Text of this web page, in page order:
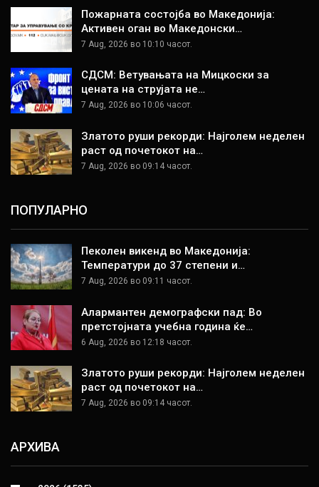
Пожарната состојба во Македонија:
Активен оган во Македонски…
7 Aug, 2026 во 10:10 часот.
СДСМ: Ветувањата на Мицкоски за
цената на струјата не…
7 Aug, 2026 во 10:06 часот.
Златото руши рекорди: Најголем неделен
раст од почетокот на…
7 Aug, 2026 во 09:14 часот.
ПОПУЛАРНО
Пеколен викенд во Македонија:
Температури до 37 степени и…
7 Aug, 2026 во 09:11 часот.
Алармантен демографски пад: Во
претстојната учебна година ќе…
6 Aug, 2026 во 12:18 часот.
Златото руши рекорди: Најголем неделен
раст од почетокот на…
7 Aug, 2026 во 09:14 часот.
АРХИВА